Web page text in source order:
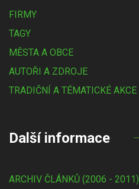
FIRMY
TAGY
MĚSTA A OBCE
AUTOŘI A ZDROJE
TRADIČNÍ A TÉMATICKÉ AKCE
Další informace
ARCHIV ČLÁNKŮ (2006 - 2011)